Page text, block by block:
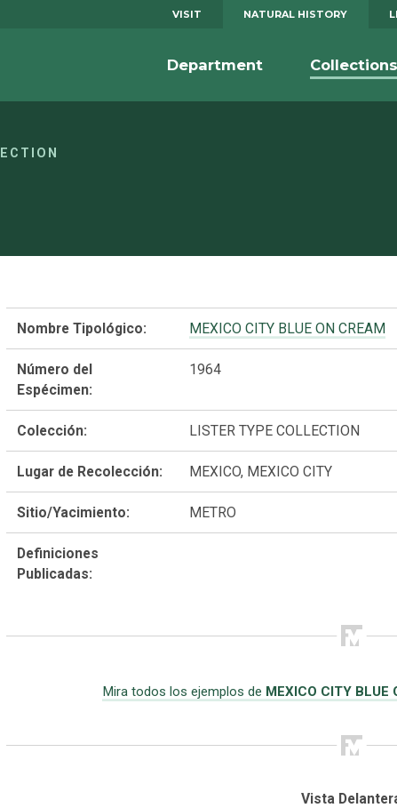
VISIT NATURAL HISTORY
Department
Nombre Tipológico: MEXICO CITY BLUE ON CREAM
Número del
Espécimen:
1964
Colección: LISTER TYPE COLLECTION
Lugar de Recolección: MEXICO, MEXICO CITY
Sitio/Yacimiento: METRO
Definiciones
Publicadas:
Mira todos los ejemplos de MEXICO CITY BLUE
Vista